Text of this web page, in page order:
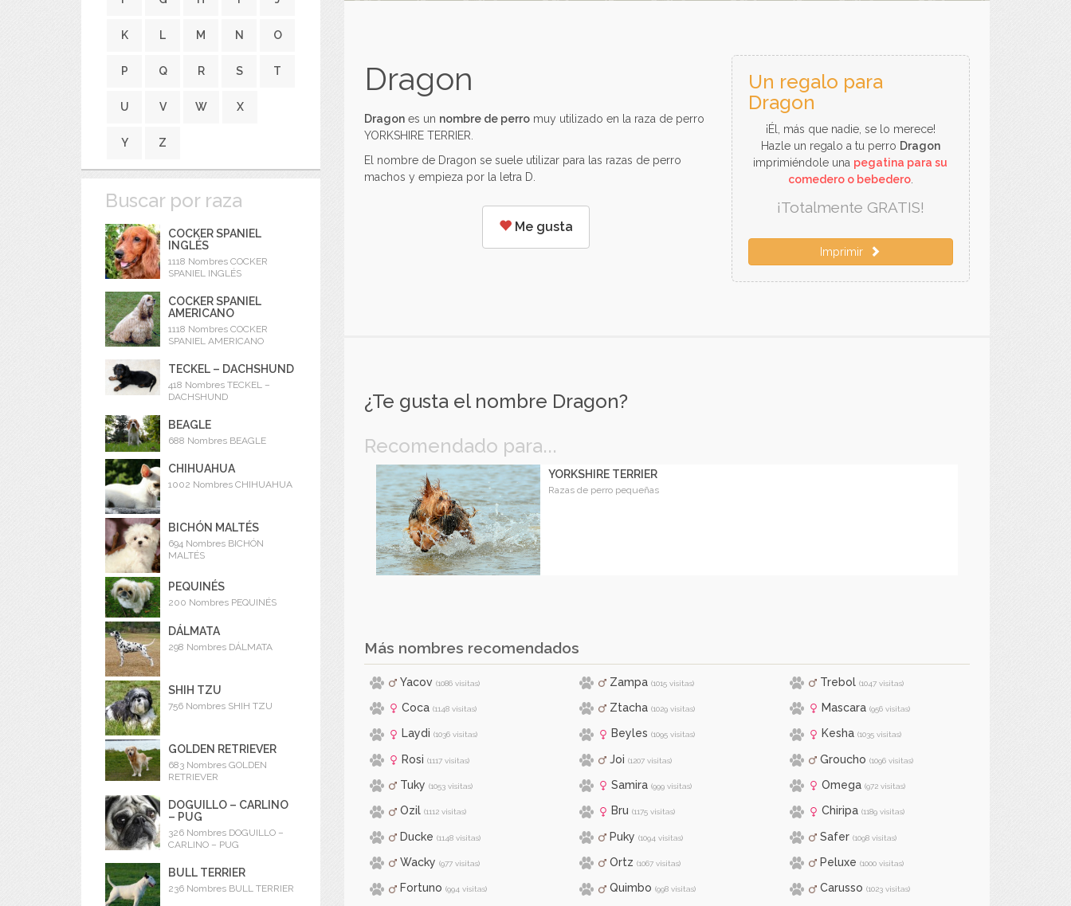
K L M N O
P Q R S T
U V W X
Y Z
Buscar por raza
COCKER SPANIEL
INGLÉS
1118 Nombres COCKER
SPANIEL INGLÉS
COCKER SPANIEL
AMERICANO
1118 Nombres COCKER
SPANIEL AMERICANO
TECKEL – DACHSHUND
418 Nombres TECKEL –
DACHSHUND
BEAGLE
688 Nombres BEAGLE
CHIHUAHUA
1002 Nombres CHIHUAHUA
BICHÓN MALTÉS
694 Nombres BICHÓN
MALTÉS
PEQUINÉS
200 Nombres PEQUINÉS
DÁLMATA
298 Nombres DÁLMATA
SHIH TZU
756 Nombres SHIH TZU
GOLDEN RETRIEVER
683 Nombres GOLDEN
RETRIEVER
DOGUILLO – CARLINO
– PUG
326 Nombres DOGUILLO –
CARLINO – PUG
BULL TERRIER
236 Nombres BULL TERRIER
Dragon
Dragon es un nombre de perro muy utilizado en la raza de perro
YORKSHIRE TERRIER.
El nombre de Dragon se suele utilizar para las razas de perro
machos y empieza por la letra D.
Me gusta
Un regalo para
Dragon
¡Él, más que nadie, se lo merece!
Hazle un regalo a tu perro Dragon
imprimiéndole una pegatina para su
comedero o bebedero.
¡Totalmente GRATIS!
Imprimir
¿Te gusta el nombre Dragon?
Recomendado para...
YORKSHIRE TERRIER
Razas de perro pequeñas
Más nombres recomendados
Yacov (1086 visitas) Zampa (1015 visitas) Trebol (1047 visitas)
Coca (1148 visitas) Ztacha (1029 visitas) Mascara (956 visitas)
Laydi (1036 visitas) Beyles (1095 visitas) Kesha (1035 visitas)
Rosi (1117 visitas) Joi (1207 visitas) Groucho (1096 visitas)
Tuky (1053 visitas) Samira (999 visitas) Omega (972 visitas)
Ozil (1112 visitas) Bru (1175 visitas) Chiripa (1189 visitas)
Ducke (1148 visitas) Puky (1094 visitas) Safer (1098 visitas)
Wacky (977 visitas) Ortz (1067 visitas) Peluxe (1000 visitas)
Fortuno (994 visitas) Quimbo (998 visitas) Carusso (1023 visitas)